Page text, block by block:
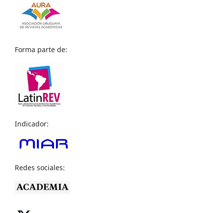
Forma parte de:
Indicador:
Redes sociales: